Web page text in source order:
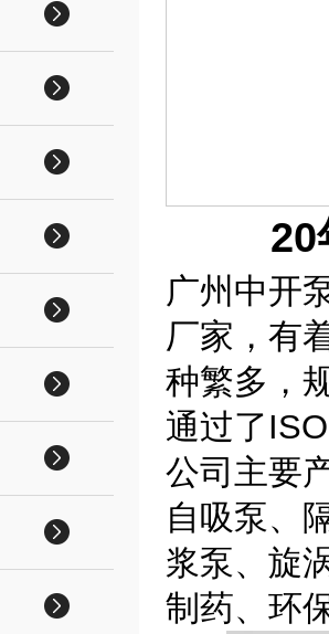
20
广州中开
厂家，有
种繁多，
通过了
公司主要
自吸泵、
浆泵、旋
制药、环